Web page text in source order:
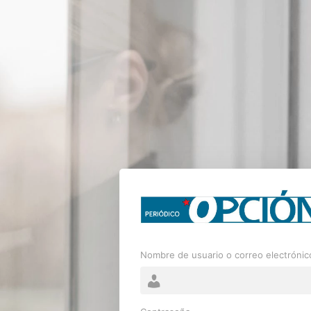
Nombre de usuario o correo